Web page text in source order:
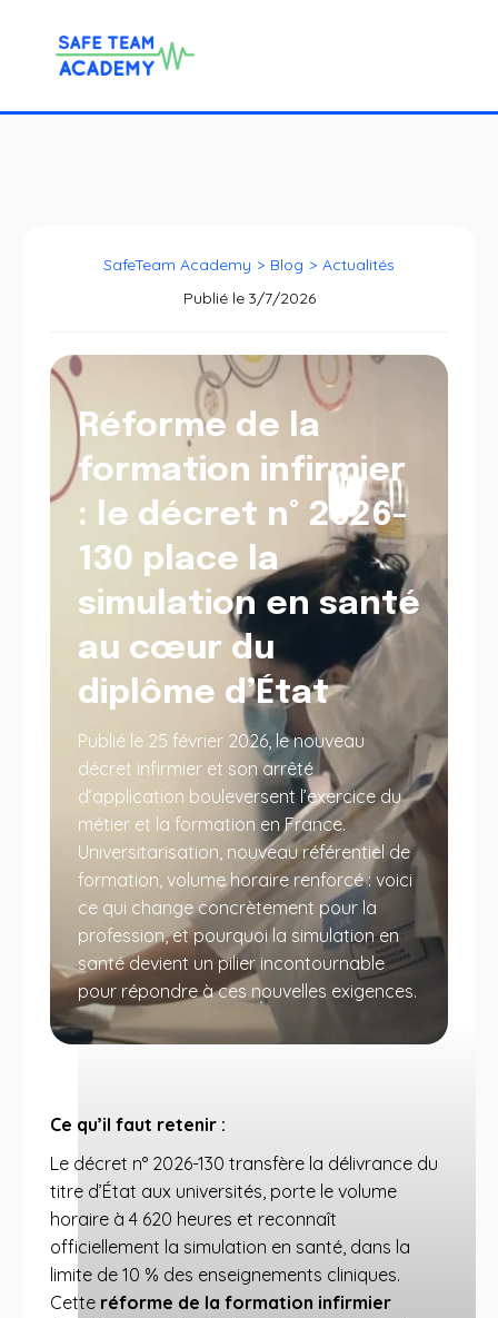
SafeTeam Academy > Blog > Actualités
Publié le 3/7/2026
Réforme de la
formation infirmier
: le décret n° 2026-
130 place la
simulation en santé
au cœur du
diplôme d’État
Publié le 25 février 2026, le nouveau
décret infirmier et son arrêté
d’application bouleversent l’exercice du
métier et la formation en France.
Universitarisation, nouveau référentiel de
formation, volume horaire renforcé : voici
ce qui change concrètement pour la
profession, et pourquoi la simulation en
santé devient un pilier incontournable
pour répondre à ces nouvelles exigences.
Ce qu’il faut retenir :
Le décret n° 2026-130 transfère la délivrance du
titre d’État aux universités, porte le volume
horaire à 4 620 heures et reconnaît
officiellement la simulation en santé, dans la
limite de 10 % des enseignements cliniques.
Cette réforme de la formation infirmier